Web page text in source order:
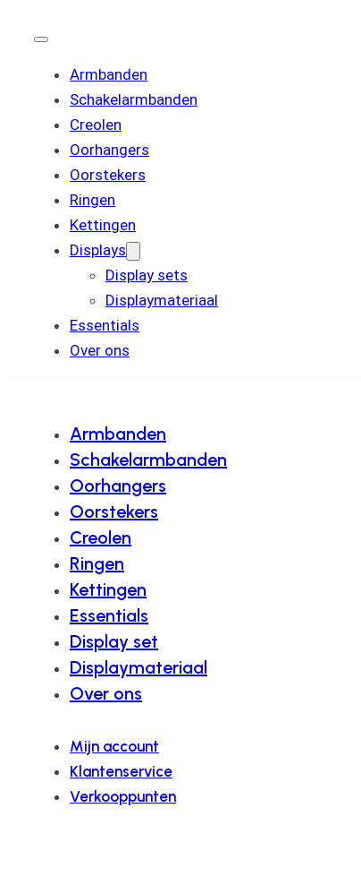
Armbanden
Schakelarmbanden
Creolen
Oorhangers
Oorstekers
Ringen
Kettingen
Displays
Display sets
Displaymateriaal
Essentials
Over ons
Armbanden
Schakelarmbanden
Oorhangers
Oorstekers
Creolen
Ringen
Kettingen
Essentials
Display set
Displaymateriaal
Over ons
Mijn account
Klantenservice
Verkooppunten